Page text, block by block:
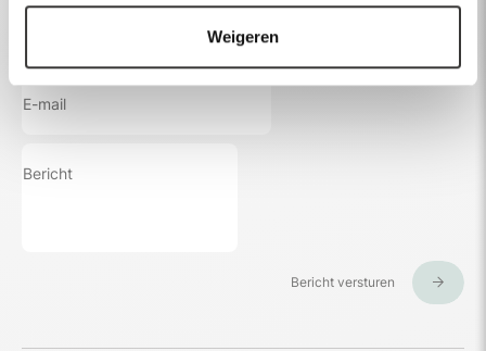
Weigeren
Bericht versturen